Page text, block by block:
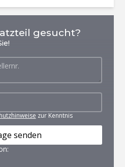
gesucht?
zur Kenntnis
senden